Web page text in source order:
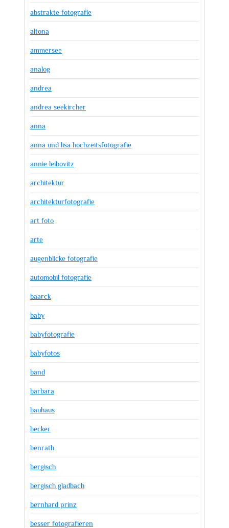
abstrakte fotografie
altona
ammersee
analog
andrea
andrea seekircher
anna
anna und lisa hochzeitsfotografie
annie leibovitz
architektur
architekturfotografie
art foto
arte
augenblicke fotografie
automobil fotografie
baarck
baby
babyfotografie
babyfotos
band
barbara
bauhaus
becker
benrath
bergisch
bergisch gladbach
bernhard prinz
besser fotografieren